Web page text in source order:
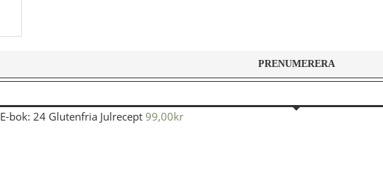
E-bok: 24 Glutenfria Julrecept 99,00kr